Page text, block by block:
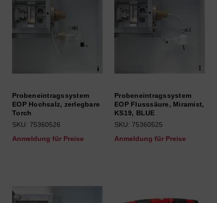
Probeneintragssystem
EOP Hochsalz, zerlegbare
Torch
SKU: 75360526
Anmeldung für Preise
Probeneintragssystem
EOP Flusssäure, Miramist,
KS19, BLUE
SKU: 75360525
Anmeldung für Preise